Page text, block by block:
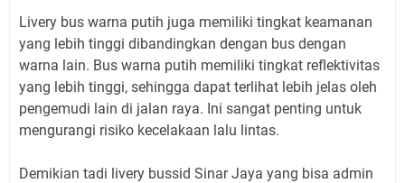
Livery bus warna putih juga memiliki tingkat keamanan
yang lebih tinggi dibandingkan dengan bus dengan
warna lain. Bus warna putih memiliki tingkat reflektivitas
yang lebih tinggi, sehingga dapat terlihat lebih jelas oleh
pengemudi lain di jalan raya. Ini sangat penting untuk
mengurangi risiko kecelakaan lalu lintas.
Demikian tadi livery bussid Sinar Jaya yang bisa admin